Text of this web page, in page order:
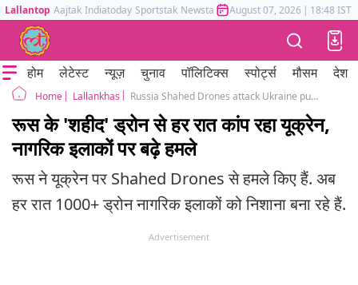
Lallantop Aajtak Indiatoday Sportstak Newstak Mumbai Tak Astrotak
August 07, 2026 | 18:48 IST
होम लेटेस्ट न्यूज़ चुनाव पॉलिटिक्स स्पोर्ट्स मौसम देश
Home Lallankhas Russia Shahed Drones attack Ukraine putin Volodymyr Zelenskyy
रूस के 'शहीद' ड्रोन से हर रात कांप रहा यूक्रेन,
नागरिक इलाकों पर बढ़े हमले
रूस ने यूक्रेन पर Shahed Drones से हमले किए हैं. अब
हर रात 1000+ ड्रोन नागरिक इलाकों को निशाना बना रहे हैं.
Advertisement